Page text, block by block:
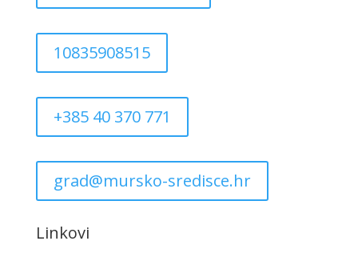
10835908515
+385 40 370 771
grad@mursko-sredisce.hr
Linkovi